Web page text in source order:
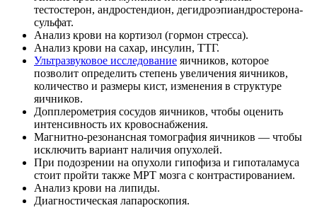
тестостерон, андростендион, дегидроэпиандростерона-
сульфат.
Анализ крови на кортизол (гормон стресса).
Анализ крови на сахар, инсулин, ТТГ.
Ультразвуковое исследование яичников, которое
позволит определить степень увеличения яичников,
количество и размеры кист, изменения в структуре
яичников.
Допплерометрия сосудов яичников, чтобы оценить
интенсивность их кровоснабжения.
Магнитно-резонансная томография яичников — чтобы
исключить вариант наличия опухолей.
При подозрении на опухоли гипофиза и гипоталамуса
стоит пройти также МРТ мозга с контрастированием.
Анализ крови на липиды.
Диагностическая лапароскопия.